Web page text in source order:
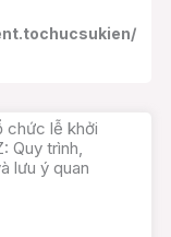
chức lễ khởi
Quy trình,
lưu ý quan